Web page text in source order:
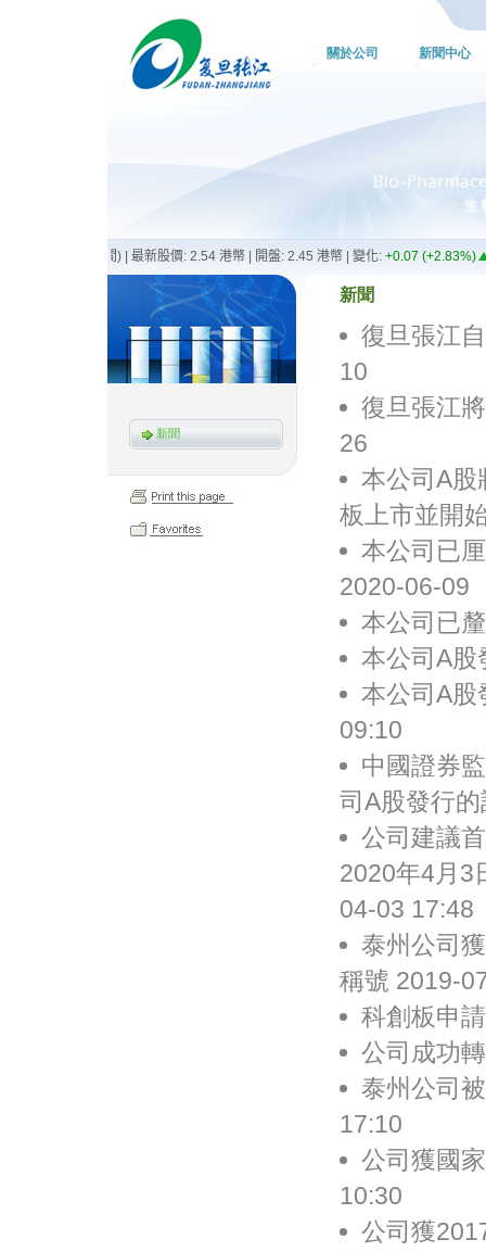
關於公司 新聞中心
新聞
新聞
復旦張江
10
復旦張江
26
本公司A股
板上市並開
本公司已
2020-06-09
本公司已
本公司A股
本公司A股
09:10
中國證券
司A股發行
公司建議
2020年4月3
04-03 17:48
泰州公司
稱號 2019-
科創板申
公司成功
泰州公司
17:10
公司獲國
10:30
公司獲